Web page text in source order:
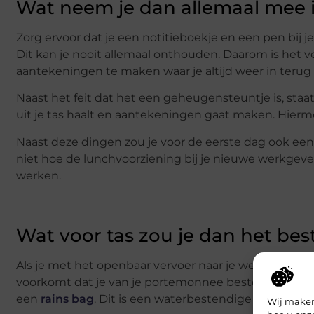
Wij
Wat neem je dan allemaal
Zorg ervoor dat je een notitieboekje en een pen bij
Dit kan je nooit allemaal onthouden. Daarom is het
aantekeningen te maken waar je altijd weer in terug
Naast het feit dat het een geheugensteuntje is,
uit je tas haalt en aantekeningen gaat maken.
Naast deze dingen zou je voor de eerste dag ook
niet hoe de lunchvoorziening bij je nieuwe
werken.
Wat voor tas zou je dan het
Als je met het openbaar vervoer naar je werk toe
voorkomt dat je van je portemonnee bestolen kan
een rains bag. Dit is een waterbestendige tas,